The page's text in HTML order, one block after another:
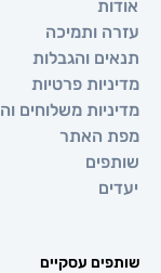
והגבלות
פרטיות
משלוחים והחזרים
עסקיים